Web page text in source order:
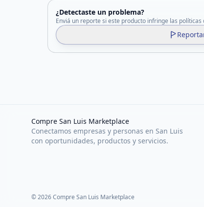
¿Detectaste un problema?
Enviá un reporte si este producto infringe las
Compre San Luis Marketplace
Conectamos empresas y personas en San Luis
con oportunidades, productos y servicios.
©2026Compre San Luis Marketplace